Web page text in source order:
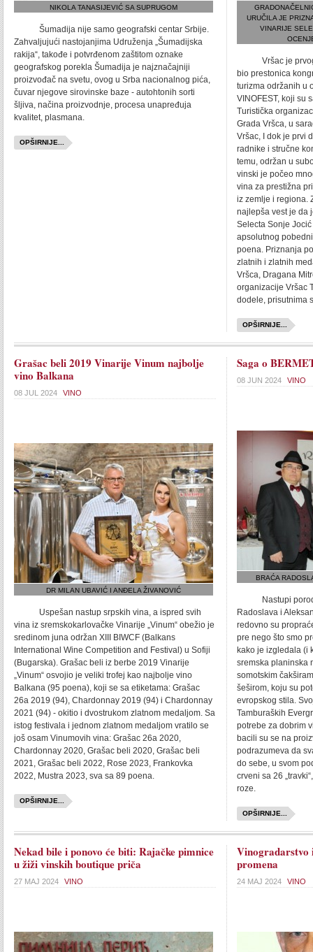
NIKOLA TANASIJEVIĆ SA SUPRUGOM
Šumadija nije samo geografski centar Srbije.
Zahvaljujući nastojanjima Udruženja „Šumadijska
rakija“, takođe i potvrđenom zaštitom oznake
geografskog porekla Šumadija je najznačajniji
proizvođač na svetu, ovog u Srba nacionalnog pića,
čuvar njegove sirovinske baze - autohtonih sorti
šljiva, načina proizvodnje, procesa unapređuja
kvalitet, plasmana.
OPŠIRNIJE...
URUČILA JE
VINARIJE
Vršac je prvog
bio prestonica
turizma održanih u
VINOFEST, koji su
Turistička
Grada Vršca, u
Vršac, I dok je prvi
radnike i stručne
temu, održan u
vinski je počeo
vina za prestižna
iz zemlje i regiona.
najlepša vest je da
Selecta Sonje
apsolutnog
poena. Priznanja
zlatnih i zlatnih
Vršca, Dragana
organizacije Vršac
dodele, prisutnima
OPŠIRNIJE...
Grašac beli 2019 Vinarije Vinum najbolje
vino Balkana
08 JUL 2024 VINO
DR MILAN UBAVIĆ I ANĐELA ŽIVANOVIĆ
Uspešan nastup srpskih vina, a ispred svih
vina iz sremskokarlovačke Vinarije „Vinum“ obežio je
sredinom juna održan XIII BIWCF (Balkans
International Wine Competition and Festival) u Sofiji
(Bugarska). Grašac beli iz berbe 2019 Vinarije
„Vinum“ osvojio je veliki trofej kao najbolje vino
Balkana (95 poena), koji se sa etiketama: Grašac
26a 2019 (94), Chardonnay 2019 (94) i Chardonnay
2021 (94) - okitio i dvostrukom zlatnom medaljom. Sa
istog festivala i jednom zlatnom medaljom vratilo se
još osam Vinumovih vina: Grašac 26a 2020,
Chardonnay 2020, Grašac beli 2020, Grašac beli
2021, Grašac beli 2022, Rose 2023, Frankovka
2022, Mustra 2023, sva sa 89 poena.
OPŠIRNIJE...
Saga o
08 JUN 2024 VINO
BRAĆA
Nastupi
Radoslava i
redovno su
pre nego što smo
kako je izgledala (i
sremska planinska
somotskim
šeširom, koju su
evropskog stila.
Tamburaških
potrebe za dobrim
bacili su se na
podrazumeva da
do sebe, u svom
crveni sa 26
roze.
OPŠIRNIJE...
Nekad bile i ponovo će biti: Rajačke pimnice
u žiži vinskih boutique priča
27 MAJ 2024 VINO
Vinogradarstvo
promena
24 MAJ 2024 VINO